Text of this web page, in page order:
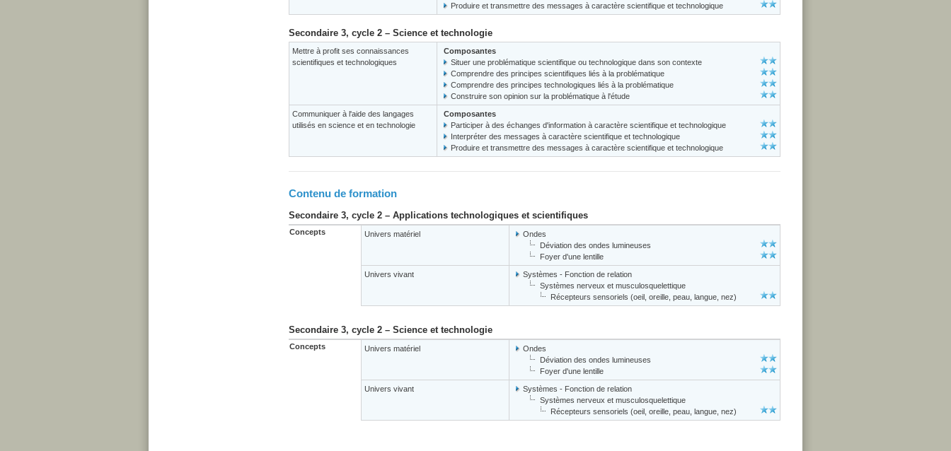
Produire et transmettre des messages à caractère scientifique et technologique
Secondaire 3, cycle 2 – Science et technologie
Mettre à profit ses connaissances
scientifiques et technologiques
Composantes
Situer une problématique scientifique ou technologique dans son contexte
Comprendre des principes scientifiques liés à la problématique
Comprendre des principes technologiques liés à la problématique
Construire son opinion sur la problématique à l'étude
Communiquer à l'aide des langages
utilisés en science et en technologie
Composantes
Participer à des échanges d'information à caractère scientifique et technologique
Interpréter des messages à caractère scientifique et technologique
Produire et transmettre des messages à caractère scientifique et technologique
Contenu de formation
Secondaire 3, cycle 2 – Applications technologiques et scientifiques
Concepts Univers matériel
Ondes
Déviation des ondes lumineuses
Foyer d'une lentille
Univers vivant
Systèmes - Fonction de relation
Systèmes nerveux et musculosquelettique
Récepteurs sensoriels (oeil, oreille, peau, langue, nez)
Secondaire 3, cycle 2 – Science et technologie
Concepts Univers matériel
Ondes
Déviation des ondes lumineuses
Foyer d'une lentille
Univers vivant
Systèmes - Fonction de relation
Systèmes nerveux et musculosquelettique
Récepteurs sensoriels (oeil, oreille, peau, langue, nez)